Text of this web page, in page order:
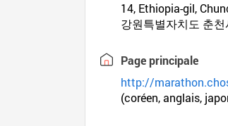
14, Ethiopia-gil,
강원특별자치도 춘
Page principale
http://
(coréen, anglais,